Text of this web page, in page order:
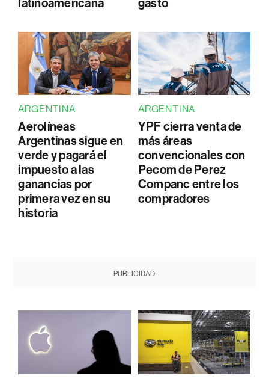
latinoamericana
gasto
ARGENTINA
Aerolíneas
Argentinas sigue en
verde y pagará el
impuesto a las
ganancias por
primera vez en su
historia
ARGENTINA
YPF cierra venta de
más áreas
convencionales con
Pecom de Perez
Companc entre los
compradores
PUBLICIDAD